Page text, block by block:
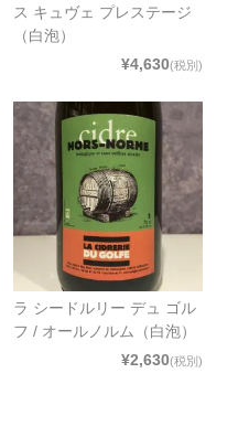
ス キュヴェ プレステージ
（白泡）
¥4,630(税別)
ラ シードルリー デュ ゴル
フ / オールノルム（白泡）
¥2,630(税別)